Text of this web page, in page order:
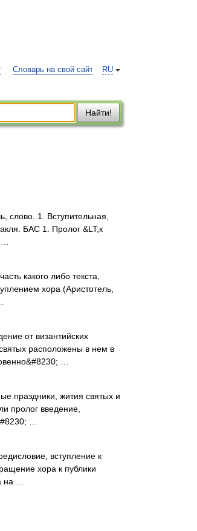
RU
Словарь на свой сайт
Найти!
слово. 1. Вступительная,
БАС 1. Пролог &LT;к
какого либо текста,
хора (Аристотель,
от византийских
расположены в нем в
…
праздники, жития святых и
пролог введение,
…
вступление к
хора к публики
на …